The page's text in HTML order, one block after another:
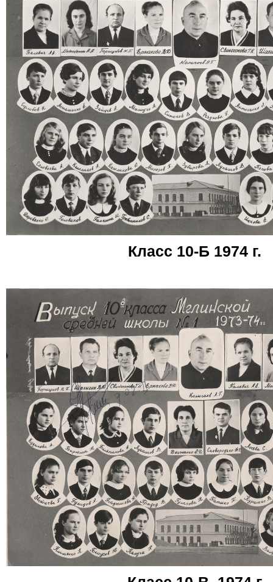
Класс 10-Б 1974 г.